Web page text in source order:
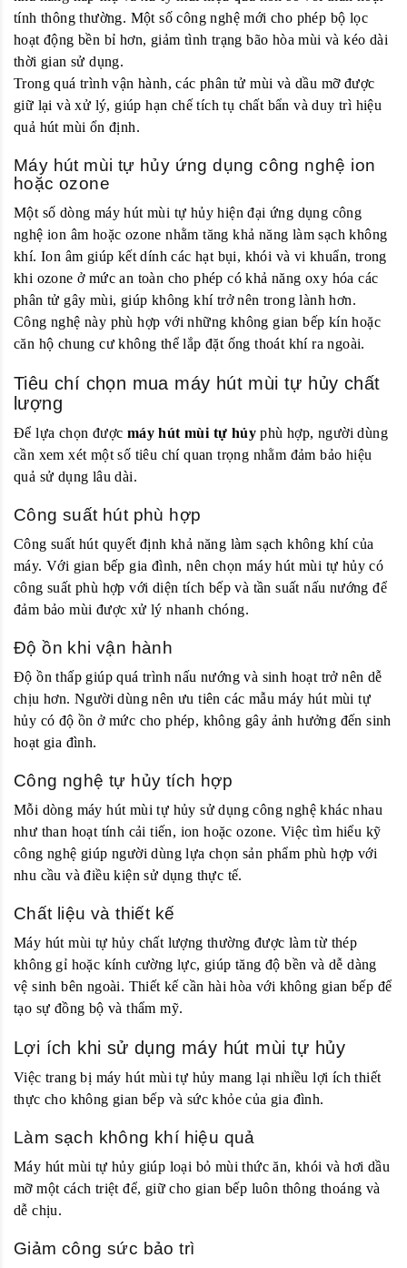
tính thông thường. Một số công nghệ mới cho phép bộ lọc
hoạt động bền bỉ hơn, giảm tình trạng bão hòa mùi và kéo dài
thời gian sử dụng.
Trong quá trình vận hành, các phân tử mùi và dầu mỡ được
giữ lại và xử lý, giúp hạn chế tích tụ chất bẩn và duy trì hiệu
quả hút mùi ổn định.
Máy hút mùi tự hủy ứng dụng công nghệ ion
hoặc ozone
Một số dòng máy hút mùi tự hủy hiện đại ứng dụng công
nghệ ion âm hoặc ozone nhằm tăng khả năng làm sạch không
khí. Ion âm giúp kết dính các hạt bụi, khói và vi khuẩn, trong
khi ozone ở mức an toàn cho phép có khả năng oxy hóa các
phân tử gây mùi, giúp không khí trở nên trong lành hơn.
Công nghệ này phù hợp với những không gian bếp kín hoặc
căn hộ chung cư không thể lắp đặt ống thoát khí ra ngoài.
Tiêu chí chọn mua máy hút mùi tự hủy chất
lượng
Để lựa chọn được máy hút mùi tự hủy phù hợp, người dùng
cần xem xét một số tiêu chí quan trọng nhằm đảm bảo hiệu
quả sử dụng lâu dài.
Công suất hút phù hợp
Công suất hút quyết định khả năng làm sạch không khí của
máy. Với gian bếp gia đình, nên chọn máy hút mùi tự hủy có
công suất phù hợp với diện tích bếp và tần suất nấu nướng để
đảm bảo mùi được xử lý nhanh chóng.
Độ ồn khi vận hành
Độ ồn thấp giúp quá trình nấu nướng và sinh hoạt trở nên dễ
chịu hơn. Người dùng nên ưu tiên các mẫu máy hút mùi tự
hủy có độ ồn ở mức cho phép, không gây ảnh hưởng đến sinh
hoạt gia đình.
Công nghệ tự hủy tích hợp
Mỗi dòng máy hút mùi tự hủy sử dụng công nghệ khác nhau
như than hoạt tính cải tiến, ion hoặc ozone. Việc tìm hiểu kỹ
công nghệ giúp người dùng lựa chọn sản phẩm phù hợp với
nhu cầu và điều kiện sử dụng thực tế.
Chất liệu và thiết kế
Máy hút mùi tự hủy chất lượng thường được làm từ thép
không gỉ hoặc kính cường lực, giúp tăng độ bền và dễ dàng
vệ sinh bên ngoài. Thiết kế cần hài hòa với không gian bếp để
tạo sự đồng bộ và thẩm mỹ.
Lợi ích khi sử dụng máy hút mùi tự hủy
Việc trang bị máy hút mùi tự hủy mang lại nhiều lợi ích thiết
thực cho không gian bếp và sức khỏe của gia đình.
Làm sạch không khí hiệu quả
Máy hút mùi tự hủy giúp loại bỏ mùi thức ăn, khói và hơi dầu
mỡ một cách triệt để, giữ cho gian bếp luôn thông thoáng và
dễ chịu.
Giảm công sức bảo trì